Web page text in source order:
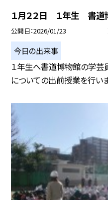
１月２２日 １年生 書道
公開日 2026/01/23
今日の出来事
１年生へ書道博物館の学芸
についての出前授業を行い